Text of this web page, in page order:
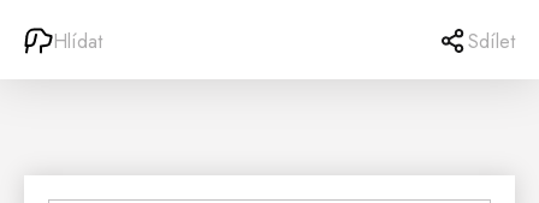
Hlídat Sdílet